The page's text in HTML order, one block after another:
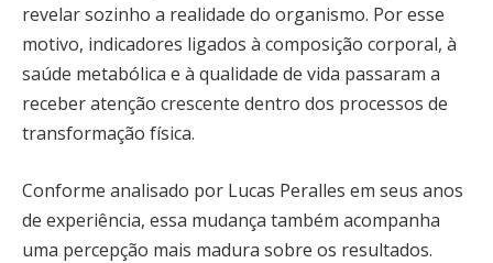
revelar sozinho a realidade do organismo. Por esse
motivo, indicadores ligados à composição corporal, à
saúde metabólica e à qualidade de vida passaram a
receber atenção crescente dentro dos processos de
transformação física.
Conforme analisado por Lucas Peralles em seus anos
de experiência, essa mudança também acompanha
uma percepção mais madura sobre os resultados.